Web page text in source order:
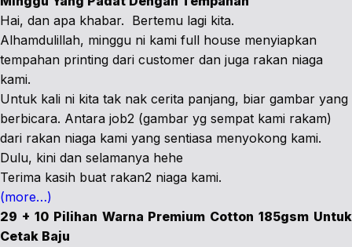
Hai, dan apa khabar. Bertemu lagi kita.
Alhamdulillah, minggu ni kami full house menyiapkan
tempahan printing dari customer dan juga rakan niaga
kami.
Untuk kali ni kita tak nak cerita panjang, biar gambar yang
berbicara. Antara job2 (gambar yg sempat kami rakam)
dari rakan niaga kami yang sentiasa menyokong kami.
Dulu, kini dan selamanya hehe
Terima kasih buat rakan2 niaga kami.
(more…)
29 + 10 Pilihan Warna Premium Cotton 185gsm Untuk
Cetak Baju